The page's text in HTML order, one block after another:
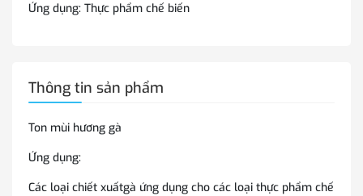
Ứng dụng: Thực phẩm chế biến
Thông tin sản phẩm
Ton mùi hương gà
Ứng dụng:
Các loại chiết xuấtgà ứng dụng cho các loại thực phẩm chế